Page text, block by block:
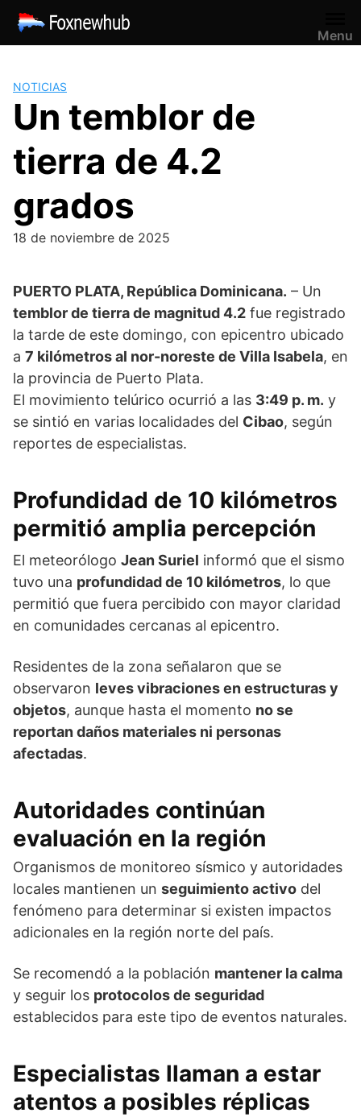
Saltar
contenido
Menu
NOTICIAS
Un temblor de
tierra de 4.2
grados
18 de noviembre de 2025
PUERTO PLATA, República Dominicana. – Un
temblor de tierra de magnitud 4.2 fue registrado
la tarde de este domingo, con epicentro ubicado
a 7 kilómetros al nor-noreste de Villa Isabela, en
la provincia de Puerto Plata.
El movimiento telúrico ocurrió a las 3:49 p. m. y
se sintió en varias localidades del Cibao, según
reportes de especialistas.
Profundidad de 10 kilómetros
permitió amplia percepción
El meteorólogo Jean Suriel informó que el sismo
tuvo una profundidad de 10 kilómetros, lo que
permitió que fuera percibido con mayor claridad
en comunidades cercanas al epicentro.
Residentes de la zona señalaron que se
observaron leves vibraciones en estructuras y
objetos, aunque hasta el momento no se
reportan daños materiales ni personas
afectadas.
Autoridades continúan
evaluación en la región
Organismos de monitoreo sísmico y autoridades
locales mantienen un seguimiento activo del
fenómeno para determinar si existen impactos
adicionales en la región norte del país.
Se recomendó a la población mantener la calma
y seguir los protocolos de seguridad
establecidos para este tipo de eventos naturales.
Especialistas llaman a estar
atentos a posibles réplicas